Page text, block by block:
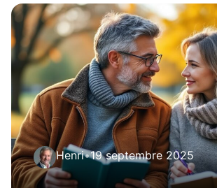
Henri•19 septembre 2025